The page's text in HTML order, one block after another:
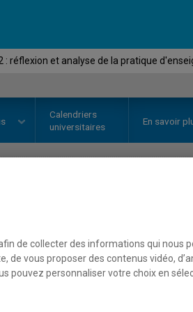
: réflexion et analyse de la pratique
Calendriers
universitaires
En savoir
Séminaire et
et analyse de
sous
de collecter des informations qui nous
de vous proposer des contenus vidéo,
pouvez personnaliser votre choix en